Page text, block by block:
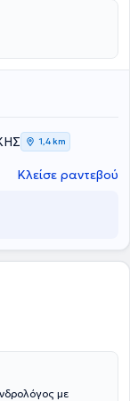
1,4 km
Κλείσε ραντεβού
με